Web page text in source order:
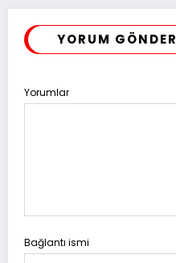
YORUM GÖNDER
Yorumlar
Bağlantı ismi